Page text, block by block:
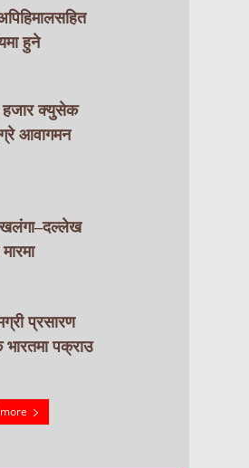
हुने
हजार क्युसेक
आवागमन
खलंगा–दल्लेख
प्रसारण
भारतमा पक्राउ